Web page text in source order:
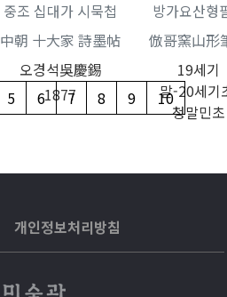
중조 십대가 시묵첩
中朝 十大家 詩墨帖
오경석吳慶錫
1877
방가요산형
倣哥窯山形
19세기
말-20세기
청말민초
5 6 7 8 9 10
개인정보처리방침